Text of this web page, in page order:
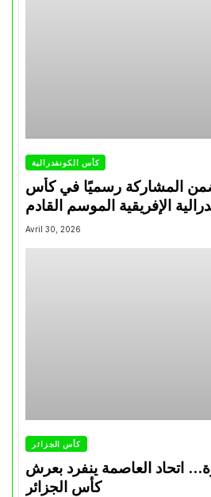
كأس الكونفدرالية
المشاركة رسميًا في كأس
Avril 30, 2026
كأس الجزائر
اتحاد العاصمة ينفرد بعرش
كأس الجزائر